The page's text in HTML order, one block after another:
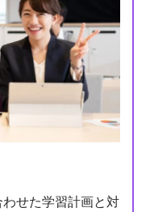
せた学習計画と対